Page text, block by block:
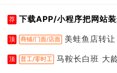
荐 下载APP/小程序把网站装
顶 商铺/门面/店面 美蛙鱼店转让
顶 普工/零时工 马鞍长白班 大